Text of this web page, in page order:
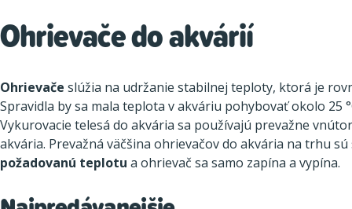
Ohrievače do akvárií
Ohrievače slúžia na udržanie stabilnej teploty, ktorá je
Spravidla by sa mala teplota v akváriu pohybovať okolo 25
Vykurovacie telesá do akvária sa používajú prevažne
akvária. Prevažná väčšina ohrievačov do akvária na trhu
požadovanú teplotu a ohrievač sa samo zapína a vypína.